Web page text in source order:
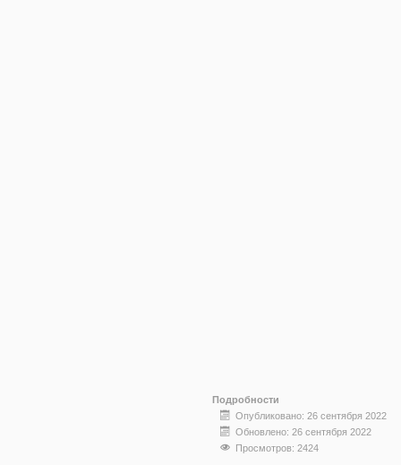
Подробности
Опубликовано: 26 сентября 2022
Обновлено: 26 сентября 2022
Просмотров: 2424